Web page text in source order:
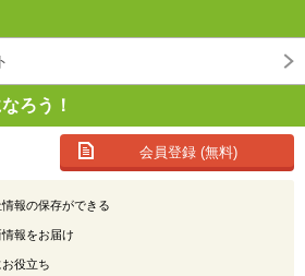
ろう！
会員登録 (無料)
報の保存ができる
報をお届け
役立ち